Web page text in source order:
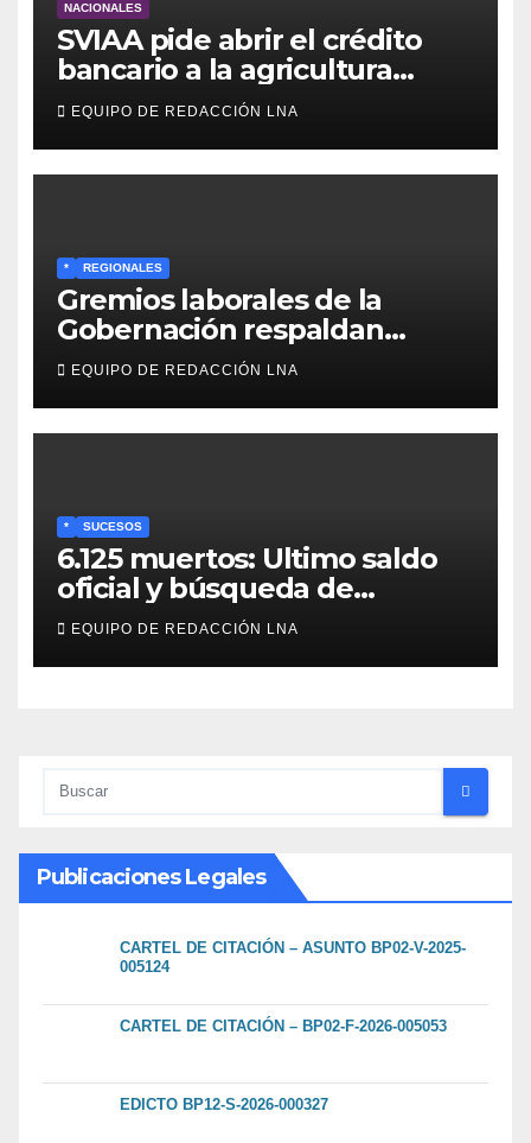
NACIONALES
SVIAA pide abrir el crédito
bancario a la agricultura
familiar en Venezuela
EQUIPO DE REDACCIÓN LNA
* REGIONALES
Gremios laborales de la
Gobernación respaldan
propuesta de Bono
Recreativo de 100 dólares
para jubilados, pensionados y
EQUIPO DE REDACCIÓN LNA
* SUCESOS
6.125 muertos: Ultimo saldo
oficial y búsqueda de
cadáveres continúa entre los
escombros
EQUIPO DE REDACCIÓN LNA
Publicaciones Legales
CARTEL DE CITACIÓN – ASUNTO BP02-V-2025-
005124
CARTEL DE CITACIÓN – BP02-F-2026-005053
EDICTO BP12-S-2026-000327